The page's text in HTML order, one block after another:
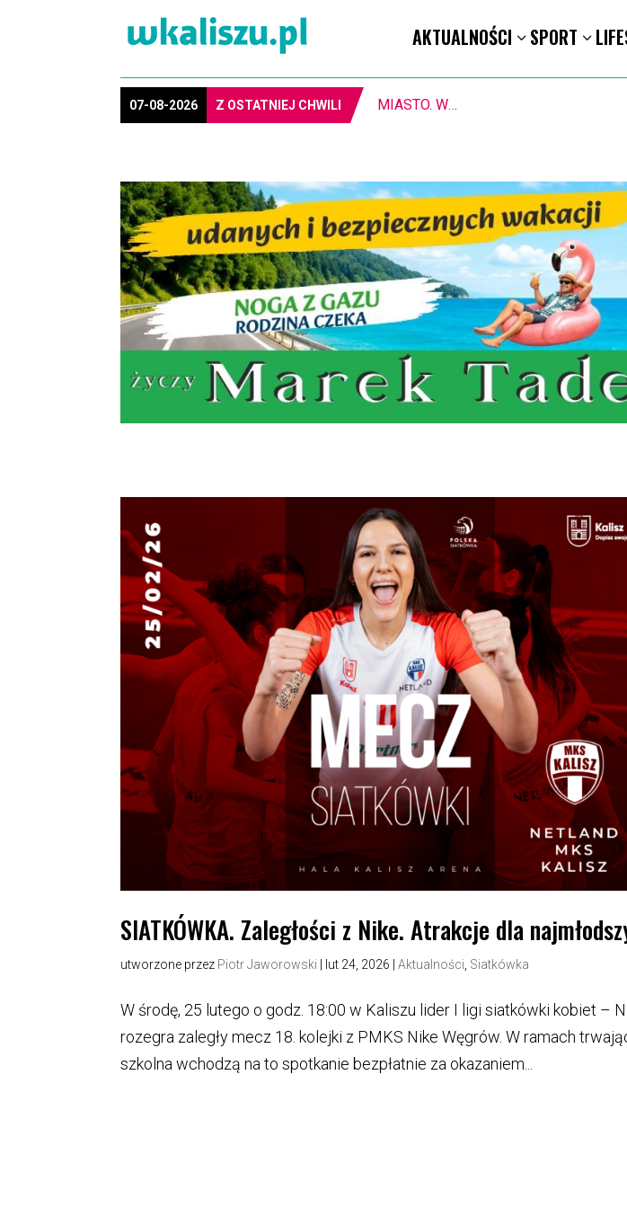
AKTUALNOŚCI SPORT
07-08-2026 Z OSTATNIEJ CHWILI 8-11.8. Warsztaty pisania ikon w Pałacu
SIATKÓWKA. Zaległości z Nike. Atrakcje dla
utworzone przez Piotr Jaworowski | lut 24, 2026 |Aktualności Siatkówka
W środę, 25 lutego o godz. 18:00 w Kaliszu lider I ligi siatkówki kobiet –
rozegra zaległy mecz 18. kolejki z PMKS Nike Węgrów. W ramach
szkolna wchodzą na to spotkanie bezpłatnie za okazaniem...